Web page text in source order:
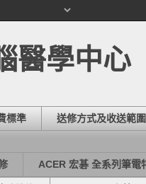
醫學中心
標準 送修方式及收送範圍
ACER 宏碁 全系列筆電